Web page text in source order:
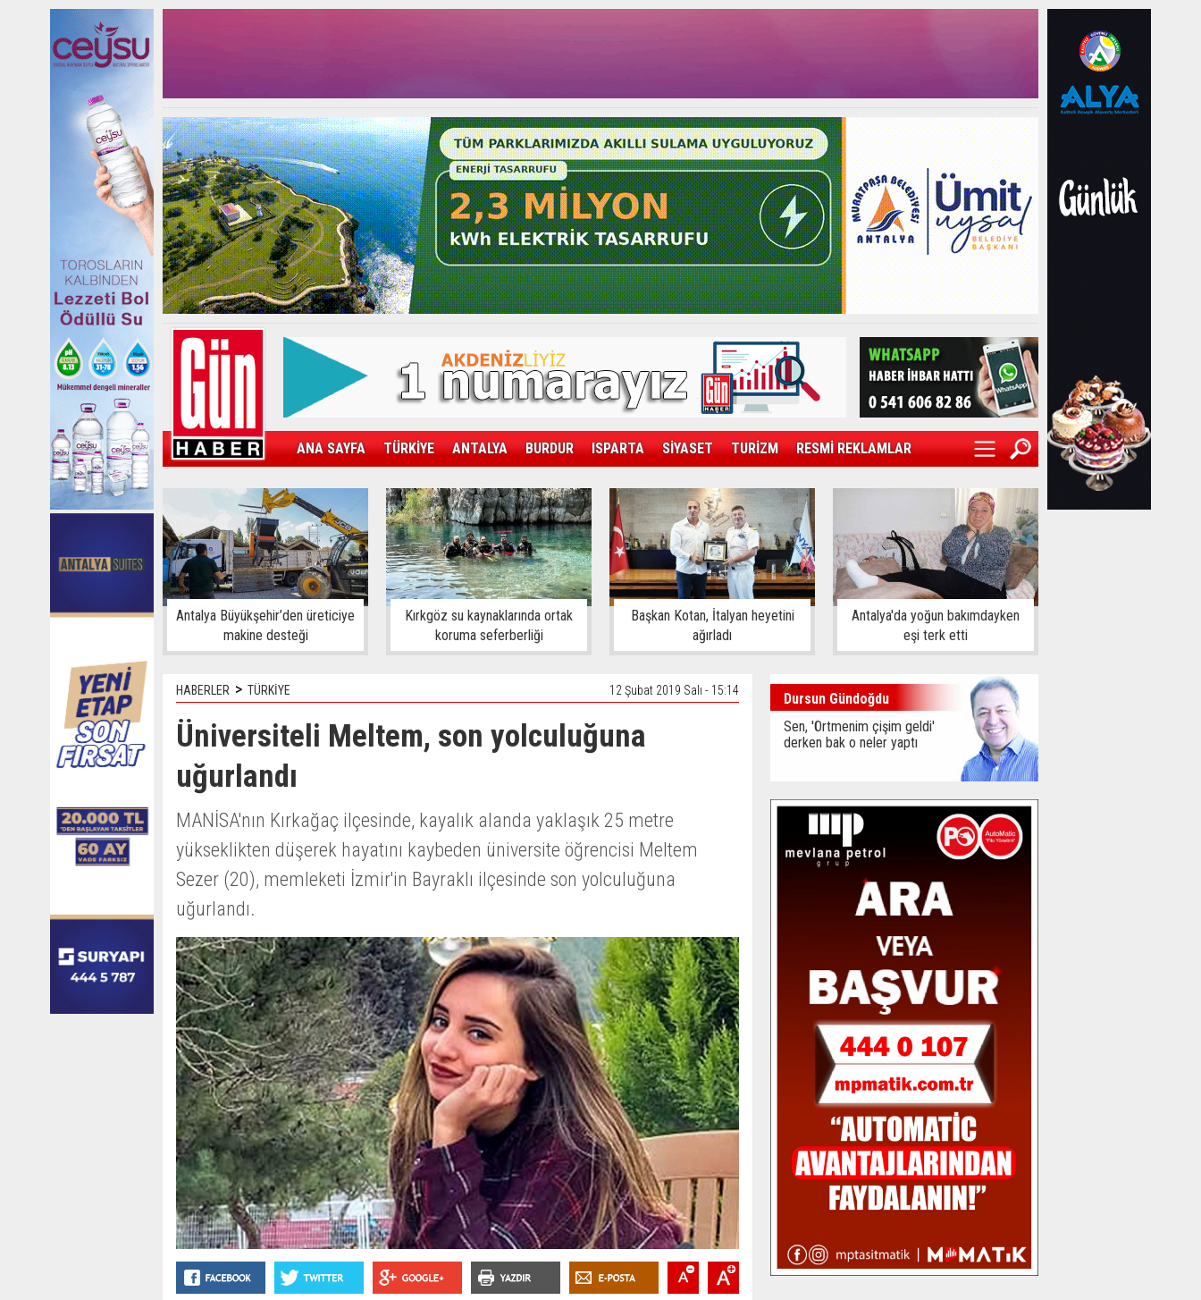
ANA SAYFA TÜRKİYE ANTALYA BURDUR ISPARTA SİYASET TURİZM RESMİ REKLAMLAR
KAMPÜS SPOR GÜN'ÜN ÜRÜNÜ SAĞLIK EKONOMİ DÜNYA
Antalya Büyükşehir’den üreticiye
makine desteği
Kırkgöz su kaynaklarında ortak
koruma seferberliği
Başkan Kotan, İtalyan heyetini
ağırladı
Antalya'da yoğun bakımdayken
eşi terk etti
HABERLER > TÜRKİYE 12 Şubat 2019 Salı - 15:14
Üniversiteli Meltem, son yolculuğuna
uğurlandı
MANİSA'nın Kırkağaç ilçesinde, kayalık alanda yaklaşık 25 metre
yükseklikten düşerek hayatını kaybeden üniversite öğrencisi Meltem
Sezer (20), memleketi İzmir'in Bayraklı ilçesinde son yolculuğuna
uğurlandı.
Dursun Gündoğdu
Sen, 'Örtmenim çişim geldi'
derken bak o neler yaptı